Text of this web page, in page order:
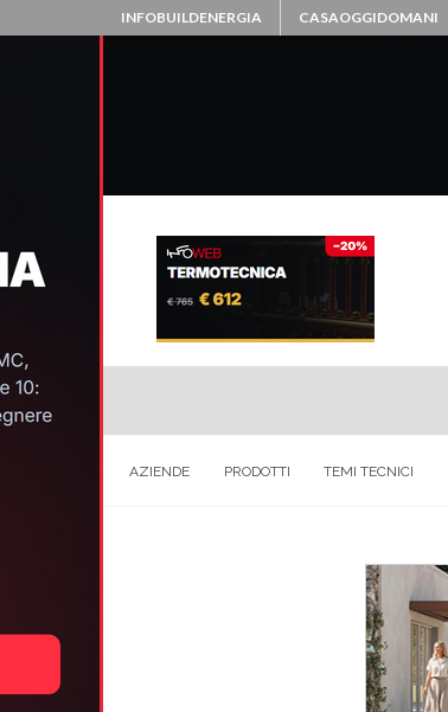
INFOBUILDENERGIA CASAOGGIDOMANI
AZIENDE PRODOTTI TEMI TECNICI